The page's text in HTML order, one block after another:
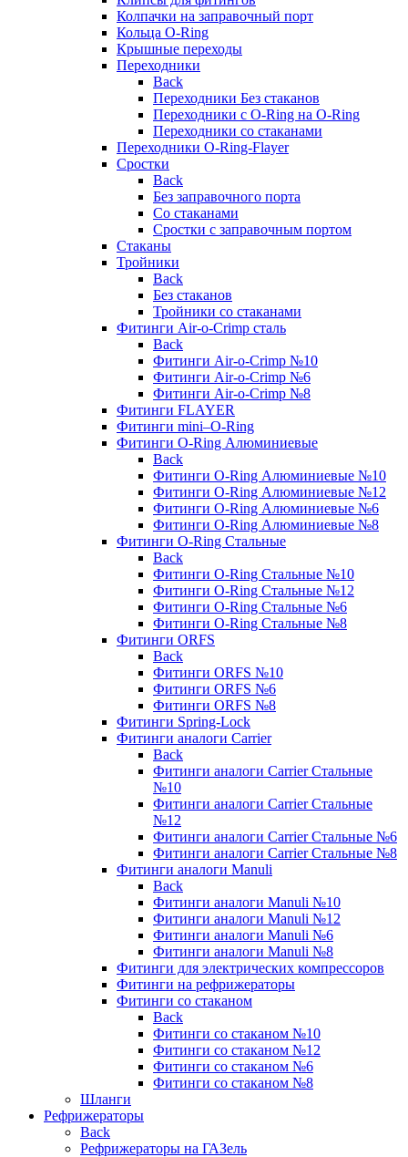
Колпачки на заправочный порт
Кольца O-Ring
Крышные переходы
Переходники
Back
Переходники Без стаканов
Переходники с O-Ring на O-Ring
Переходники со стаканами
Переходники O-Ring-Flayer
Сростки
Back
Без заправочного порта
Со стаканами
Сростки с заправочным портом
Стаканы
Тройники
Back
Без стаканов
Тройники со стаканами
Фитинги Air-o-Crimp сталь
Back
Фитинги Air-o-Crimp №10
Фитинги Air-o-Crimp №6
Фитинги Air-o-Crimp №8
Фитинги FLAYER
Фитинги mini–O-Ring
Фитинги O-Ring Алюминиевые
Back
Фитинги O-Ring Алюминиевые №10
Фитинги O-Ring Алюминиевые №12
Фитинги O-Ring Алюминиевые №6
Фитинги O-Ring Алюминиевые №8
Фитинги O-Ring Стальные
Back
Фитинги O-Ring Стальные №10
Фитинги O-Ring Стальные №12
Фитинги O-Ring Стальные №6
Фитинги O-Ring Стальные №8
Фитинги ORFS
Back
Фитинги ORFS №10
Фитинги ORFS №6
Фитинги ORFS №8
Фитинги Spring-Lock
Фитинги аналоги Carrier
Back
Фитинги аналоги Carrier Стальные
№10
Фитинги аналоги Carrier Стальные
№12
Фитинги аналоги Carrier Стальные №6
Фитинги аналоги Carrier Стальные №8
Фитинги аналоги Manuli
Back
Фитинги аналоги Manuli №10
Фитинги аналоги Manuli №12
Фитинги аналоги Manuli №6
Фитинги аналоги Manuli №8
Фитинги для электрических компрессоров
Фитинги на рефрижераторы
Фитинги со стаканом
Back
Фитинги со стаканом №10
Фитинги со стаканом №12
Фитинги со стаканом №6
Фитинги со стаканом №8
Шланги
Рефрижераторы
Back
Рефрижераторы на ГАЗель